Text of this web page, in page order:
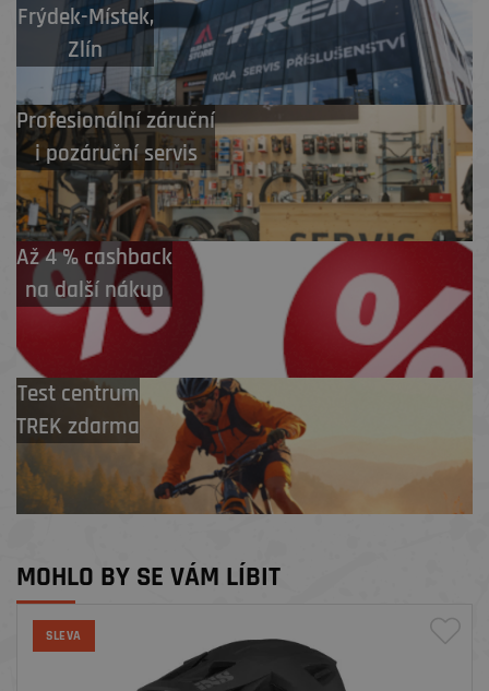
Frýdek-Místek,
Zlín
Profesionální záruční
i pozáruční servis
Až 4 % cashback
na další nákup
Test centrum
TREK zdarma
MOHLO BY SE VÁM LÍBIT
SLEVA